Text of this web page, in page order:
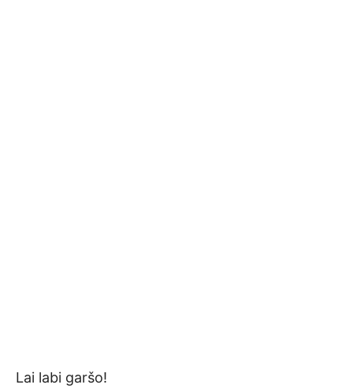
Lai labi garšo!